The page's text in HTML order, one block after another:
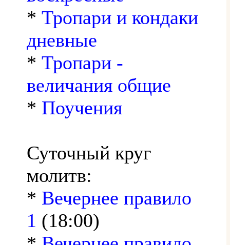
* Тропари и кондаки
дневные
* Тропари -
величания общие
* Поучения
Суточный круг
молитв:
* Вечернее правило
1 (18:00)